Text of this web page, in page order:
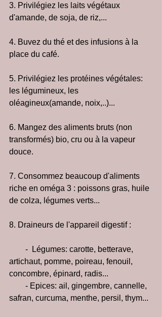
3. Privilégiez les laits végétaux
d'amande, de soja, de riz,...
4. Buvez du thé et des infusions à la
place du café.
5. Privilégiez les protéines végétales:
les légumineux, les
oléagineux(amande, noix,..)...
6. Mangez des aliments bruts (non
transformés) bio, cru ou à la vapeur
douce.
7. Consommez beaucoup d'aliments
riche en oméga 3 : poissons gras, huile
de colza, légumes verts...
8. Draineurs de l'appareil digestif :
artichaut, pomme, poireau, fenouil,
concombre, épinard, radis...
safran, curcuma, menthe, persil, thym...